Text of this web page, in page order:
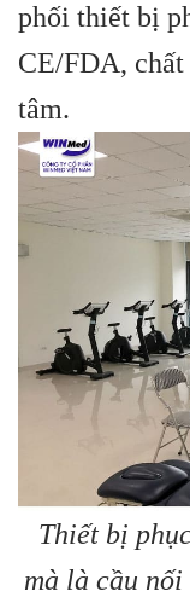
phối thiết bị
CE/FDA,
tâm.
Thiết bị
mà là cầu